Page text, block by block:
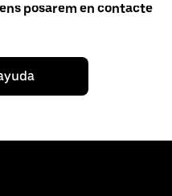
posarem en contacte